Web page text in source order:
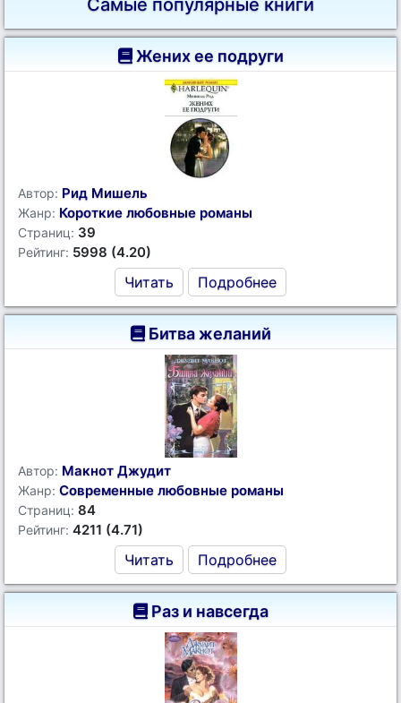
Самые популярные книги
Жених ее подруги
Автор: Рид Мишель
Жанр: Короткие любовные романы
Страниц: 39
Рейтинг: 5998 (4.20)
Читать Подробнее
Битва желаний
Автор: Макнот Джудит
Жанр: Современные любовные романы
Страниц: 84
Рейтинг: 4211 (4.71)
Читать Подробнее
Раз и навсегда